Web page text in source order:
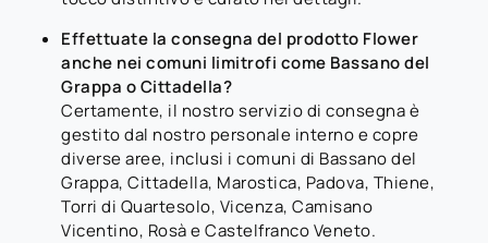
Effettuate la consegna del prodotto Flower
anche nei comuni limitrofi come Bassano del
Grappa o Cittadella?
Certamente, il nostro servizio di consegna è
gestito dal nostro personale interno e copre
diverse aree, inclusi i comuni di Bassano del
Grappa, Cittadella, Marostica, Padova, Thiene,
Torri di Quartesolo, Vicenza, Camisano
Vicentino, Rosà e Castelfranco Veneto.